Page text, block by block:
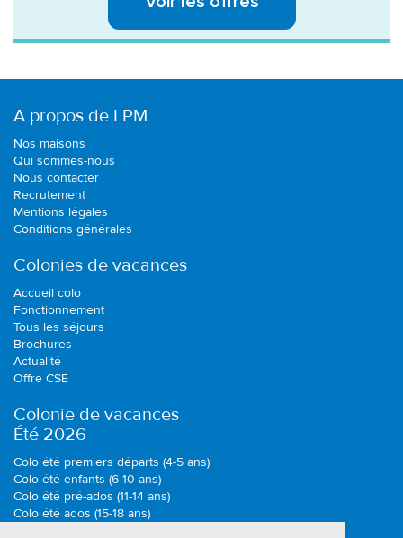
A propos de LPM
Nos maisons
Qui sommes-nous
Nous contacter
Recrutement
Mentions légales
Conditions générales
Colonies de vacances
Accueil colo
Fonctionnement
Tous les séjours
Brochures
Actualité
Offre CSE
Colonie de vacances
Été 2026
Colo été premiers départs (4-5 ans)
Colo été enfants (6-10 ans)
Colo été pré-ados (11-14 ans)
Colo été ados (15-18 ans)